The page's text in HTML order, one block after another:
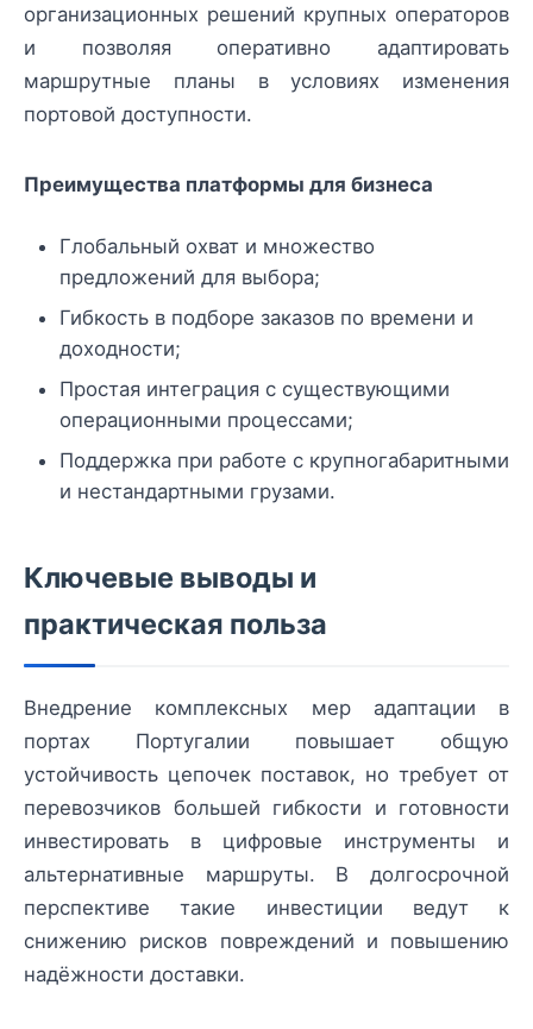
организационных решений крупных операторов
и позволяя оперативно адаптировать
маршрутные планы в условиях изменения
портовой доступности.
Преимущества платформы для бизнеса
Глобальный охват и множество
предложений для выбора;
Гибкость в подборе заказов по времени и
доходности;
Простая интеграция с существующими
операционными процессами;
Поддержка при работе с крупногабаритными
и нестандартными грузами.
Ключевые выводы и
практическая польза
Внедрение комплексных мер адаптации в
портах Португалии повышает общую
устойчивость цепочек поставок, но требует от
перевозчиков большей гибкости и готовности
инвестировать в цифровые инструменты и
альтернативные маршруты. В долгосрочной
перспективе такие инвестиции ведут к
снижению рисков повреждений и повышению
надёжности доставки.